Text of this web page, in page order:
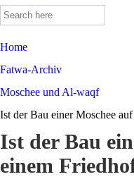
Search
for:
Home
Fatwa-Archiv
Moschee und Al-waqf
Ist der Bau einer Moschee
Ist der Bau
einem